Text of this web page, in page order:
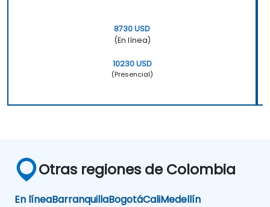
8730 USD
(En línea)
10230 USD
(Presencial)
Otras regiones de Colombia
En líneaBarranquillaBogotáCaliMedellín